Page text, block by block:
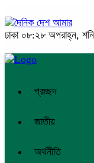
ঢাকা ০৮:২৮ অপরাহ্ন,
প্রচ্ছদ
জাতীয়
অর্থনীতি